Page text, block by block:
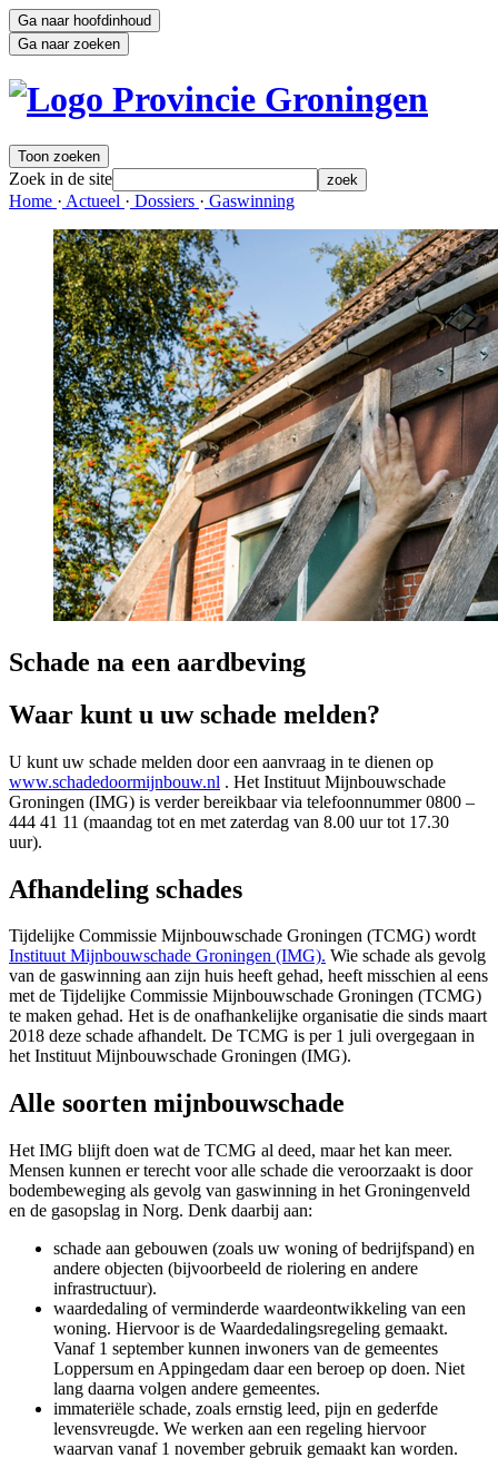
Ga naar hoofdinhoud
Ga naar zoeken
Toon zoeken
Zoek in de site zoek
Home · Actueel · Dossiers · Gaswinning
Schade na een aardbeving
Waar kunt u uw schade melden?
U kunt uw schade melden door een aanvraag in te dienen op
www.schadedoormijnbouw.nl . Het Instituut Mijnbouwschade
Groningen (IMG) is verder bereikbaar via telefoonnummer 0800 –
444 41 11 (maandag tot en met zaterdag van 8.00 uur tot 17.30
uur).
Afhandeling schades
Tijdelijke Commissie Mijnbouwschade Groningen (TCMG) wordt
Instituut Mijnbouwschade Groningen (IMG). Wie schade als gevolg
van de gaswinning aan zijn huis heeft gehad, heeft misschien al eens
met de Tijdelijke Commissie Mijnbouwschade Groningen (TCMG)
te maken gehad. Het is de onafhankelijke organisatie die sinds maart
2018 deze schade afhandelt. De TCMG is per 1 juli overgegaan in
het Instituut Mijnbouwschade Groningen (IMG).
Alle soorten mijnbouwschade
Het IMG blijft doen wat de TCMG al deed, maar het kan meer.
Mensen kunnen er terecht voor alle schade die veroorzaakt is door
bodembeweging als gevolg van gaswinning in het Groningenveld
en de gasopslag in Norg. Denk daarbij aan:
schade aan gebouwen (zoals uw woning of bedrijfspand) en
andere objecten (bijvoorbeeld de riolering en andere
infrastructuur).
waardedaling of verminderde waardeontwikkeling van een
woning. Hiervoor is de Waardedalingsregeling gemaakt.
Vanaf 1 september kunnen inwoners van de gemeentes
Loppersum en Appingedam daar een beroep op doen. Niet
lang daarna volgen andere gemeentes.
immateriële schade, zoals ernstig leed, pijn en gederfde
levensvreugde. We werken aan een regeling hiervoor
waarvan vanaf 1 november gebruik gemaakt kan worden.